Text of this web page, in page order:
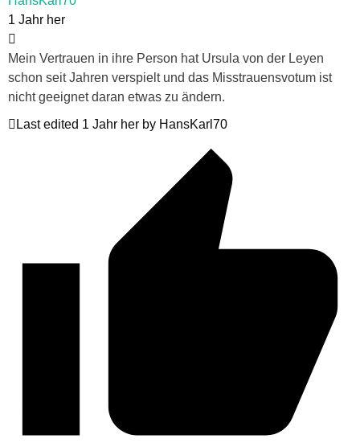
1 Jahr her
Mein Vertrauen in ihre Person hat Ursula von der Leyen
schon seit Jahren verspielt und das Misstrauensvotum ist
nicht geeignet daran etwas zu ändern.
Last edited 1 Jahr her by HansKarl70